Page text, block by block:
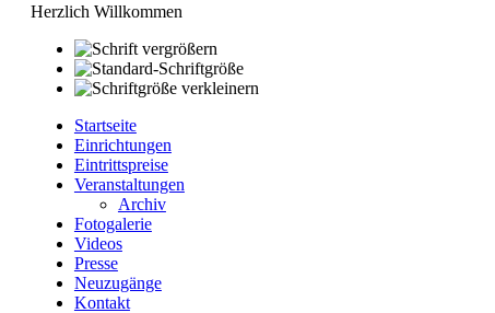
Herzlich Willkommen
Startseite
Einrichtungen
Eintrittspreise
Veranstaltungen
Archiv
Fotogalerie
Videos
Presse
Neuzugänge
Kontakt